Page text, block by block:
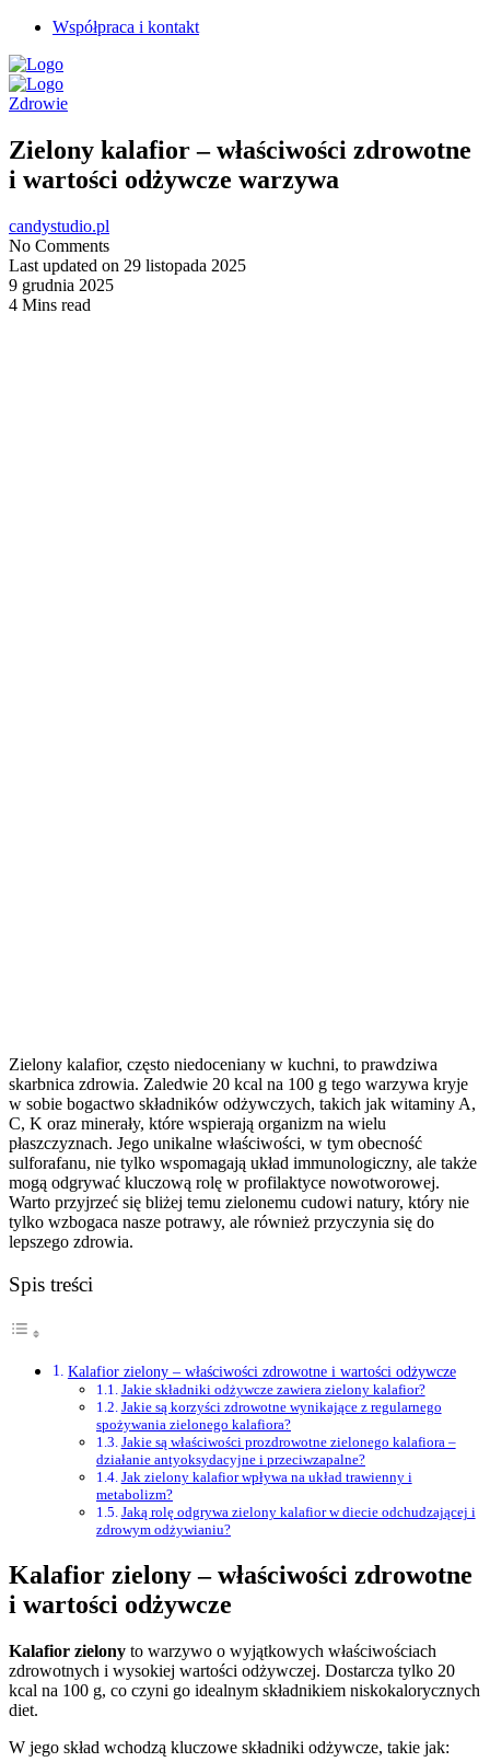
Współpraca i kontakt
Zdrowie
Zielony kalafior – właściwości zdrowotne
i wartości odżywcze warzywa
candystudio.pl
No Comments
Last updated on 29 listopada 2025
9 grudnia 2025
4 Mins read
Zielony kalafior, często niedoceniany w kuchni, to prawdziwa
skarbnica zdrowia. Zaledwie 20 kcal na 100 g tego warzywa kryje
w sobie bogactwo składników odżywczych, takich jak witaminy A,
C, K oraz minerały, które wspierają organizm na wielu
płaszczyznach. Jego unikalne właściwości, w tym obecność
sulforafanu, nie tylko wspomagają układ immunologiczny, ale także
mogą odgrywać kluczową rolę w profilaktyce nowotworowej.
Warto przyjrzeć się bliżej temu zielonemu cudowi natury, który nie
tylko wzbogaca nasze potrawy, ale również przyczynia się do
lepszego zdrowia.
Spis treści
Kalafior zielony – właściwości zdrowotne i wartości odżywcze
Jakie składniki odżywcze zawiera zielony kalafior?
Jakie są korzyści zdrowotne wynikające z regularnego
spożywania zielonego kalafiora?
Jakie są właściwości prozdrowotne zielonego kalafiora –
działanie antyoksydacyjne i przeciwzapalne?
Jak zielony kalafior wpływa na układ trawienny i
metabolizm?
Jaką rolę odgrywa zielony kalafior w diecie odchudzającej i
zdrowym odżywianiu?
Kalafior zielony – właściwości zdrowotne
i wartości odżywcze
Kalafior zielony to warzywo o wyjątkowych właściwościach
zdrowotnych i wysokiej wartości odżywczej. Dostarcza tylko 20
kcal na 100 g, co czyni go idealnym składnikiem niskokalorycznych
diet.
W jego skład wchodzą kluczowe składniki odżywcze, takie jak: